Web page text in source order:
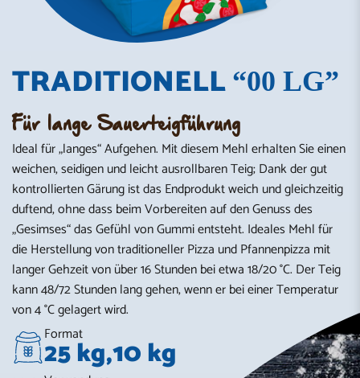
TRADITIONELL “00 LG”
Für lange Sauerteigführung
Ideal für „langes“ Aufgehen. Mit diesem Mehl erhalten Sie einen
weichen, seidigen und leicht ausrollbaren Teig; Dank der gut
kontrollierten Gärung ist das Endprodukt weich und gleichzeitig
duftend, ohne dass beim Vorbereiten auf den Genuss des
„Gesimses“ das Gefühl von Gummi entsteht. Ideales Mehl für
die Herstellung von traditioneller Pizza und Pfannenpizza mit
langer Gehzeit von über 16 Stunden bei etwa 18/20 °C. Der Teig
kann 48/72 Stunden lang gehen, wenn er bei einer Temperatur
von 4 °C gelagert wird.
Format
25 kg,10 kg